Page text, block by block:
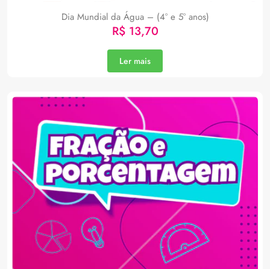
Dia Mundial da Água – (4° e 5° anos)
R$13,70
Ler mais